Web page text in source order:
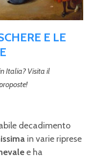
E LE
Italia? Visita il
decadimento
in varie riprese
e ha